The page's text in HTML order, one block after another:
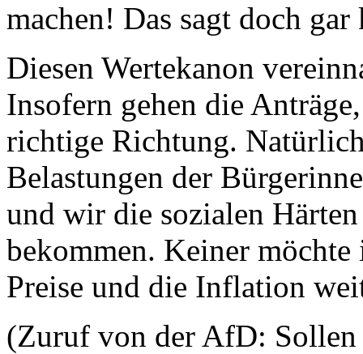
machen! Das sagt doch
Diesen Wertekanon
Insofern gehen die
richtige Richtung.
Belastungen der
und wir die sozialen
bekommen. Keiner
Preise und die Inflation
(Zuruf von der AfD: